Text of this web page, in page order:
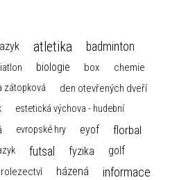
atletika badminton
biologie box chemie
zátopková den otevřených dveří
estetická výchova - hudební
evropské hry eyof florbal
futsal fyzika golf
házená informace